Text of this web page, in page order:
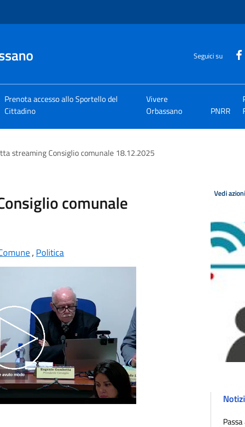
Seguici su
Prenota accesso allo Sportello del
Cittadino
Vivere
Orbassano
PNRR
streaming Consiglio comunale 18.12.2025
comunale
, Politica
Vedi azioni